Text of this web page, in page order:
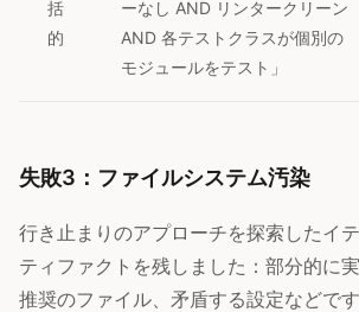
括
的
ーなし AND リンタークリーン
AND 各テストクラスが個別の
モジュールをテスト」
失敗3：ファイルシステム汚染
行き止まりのアプローチを探索したイ
ティファクトを残しました：部分的に
推奨のファイル、矛盾する設定などで